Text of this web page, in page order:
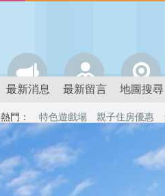
最新消息 最新留言 地圖搜尋
熱門： 特色遊戲場 親子住房優惠